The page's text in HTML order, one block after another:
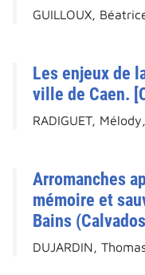
GUILLOUX,
Les enjeux de
ville de Caen.
RADIGUET,
Arromanches
mémoire et
Bains
DUJARDIN,